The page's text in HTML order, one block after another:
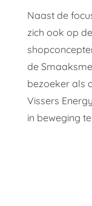
Naast de
zich ook op
de
bezoeker als
Vissers
in beweging